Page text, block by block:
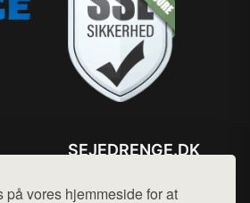
på vores hjemmeside for at
SEJEDRENGE.DK